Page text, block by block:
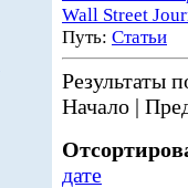
Wall Street
Путь: Статьи
Результаты
Начало |
дате